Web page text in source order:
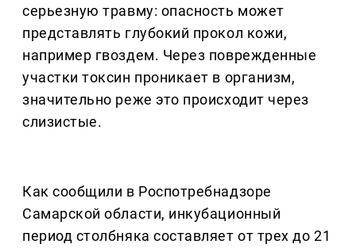
серьезную травму: опасность может
представлять глубокий прокол кожи,
например гвоздем. Через поврежденные
участки токсин проникает в организм,
значительно реже это происходит через
слизистые.
Как сообщили в Роспотребнадзоре
Самарской области, инкубационный
период столбняка составляет от трех до 21